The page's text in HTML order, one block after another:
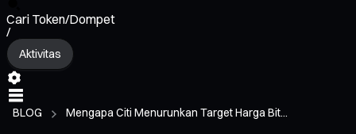
Cari Token/Dompet
/
Aktivitas
BLOG Mengapa Citi Menurunkan Target Harga Bit...